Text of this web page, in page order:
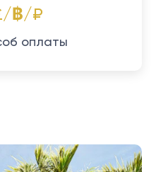
฿/₽
оплаты